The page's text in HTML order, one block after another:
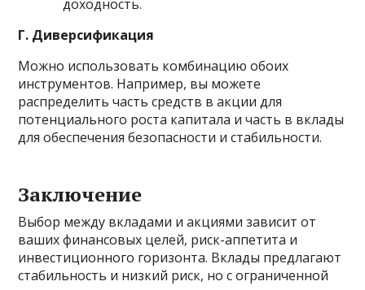
доходность.
Г. Диверсификация
Можно использовать комбинацию обоих
инструментов. Например, вы можете
распределить часть средств в акции для
потенциального роста капитала и часть в вклады
для обеспечения безопасности и стабильности.
Заключение
Выбор между вкладами и акциями зависит от
ваших финансовых целей, риск-аппетита и
инвестиционного горизонта. Вклады предлагают
стабильность и низкий риск, но с ограниченной